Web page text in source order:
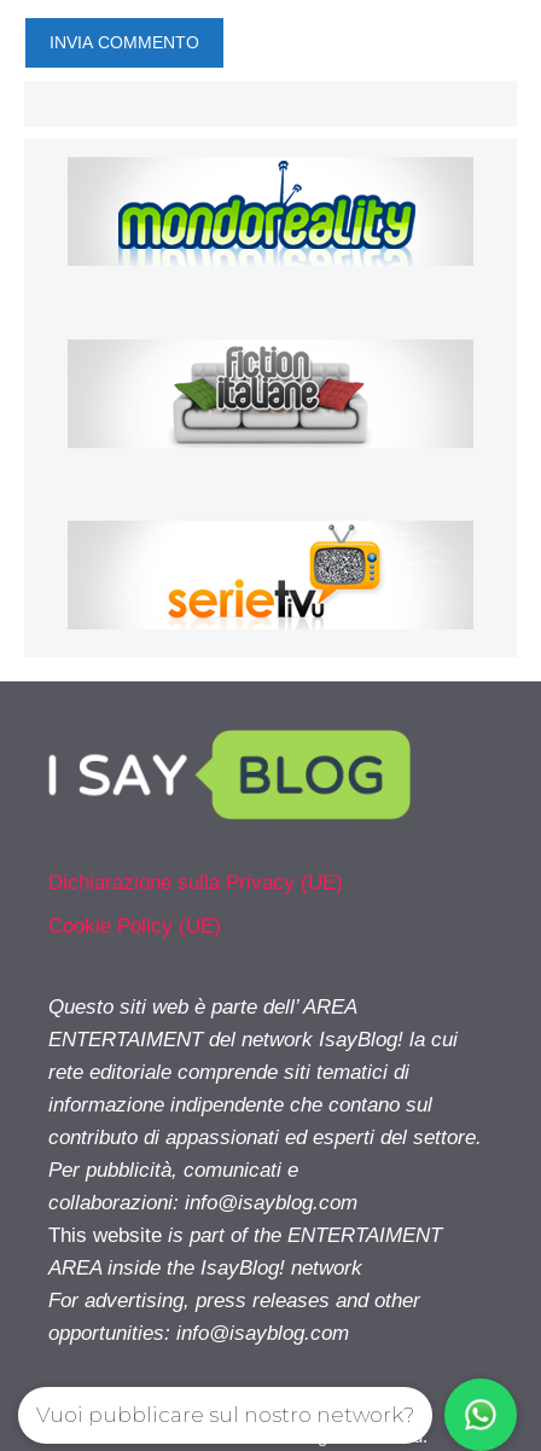
Dichiarazione sulla Privacy (UE)
Cookie Policy (UE)
Questo siti web è parte dell’ AREA
ENTERTAIMENT del network IsayBlog! la cui
rete editoriale comprende siti tematici di
informazione indipendente che contano sul
contributo di appassionati ed esperti del settore.
Per pubblicità, comunicati e
collaborazioni: info@isayblog.com
This website is part of the ENTERTAIMENT
AREA inside the IsayBlog! network
For advertising, press releases and other
opportunities: info@isayblog.com
Cinetivu.com© 2026. All right reserverd.
Vuoi pubblicare sul nostro network?